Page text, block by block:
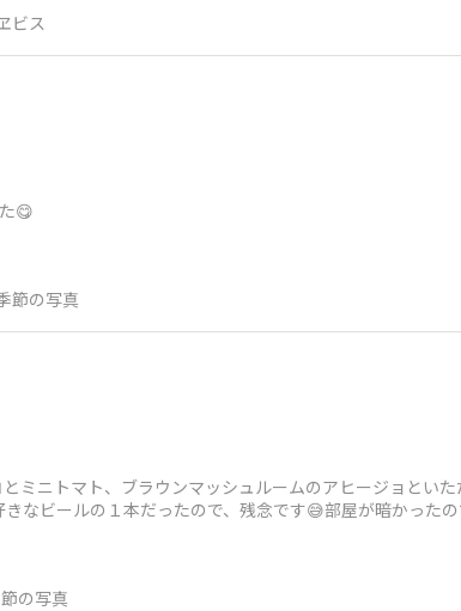
ビス
😋
節の写真
ミニトマト、ブラウンマッシュルームのアヒージョとい
なビールの１本だったので、残念です😅部屋が暗かった
の写真